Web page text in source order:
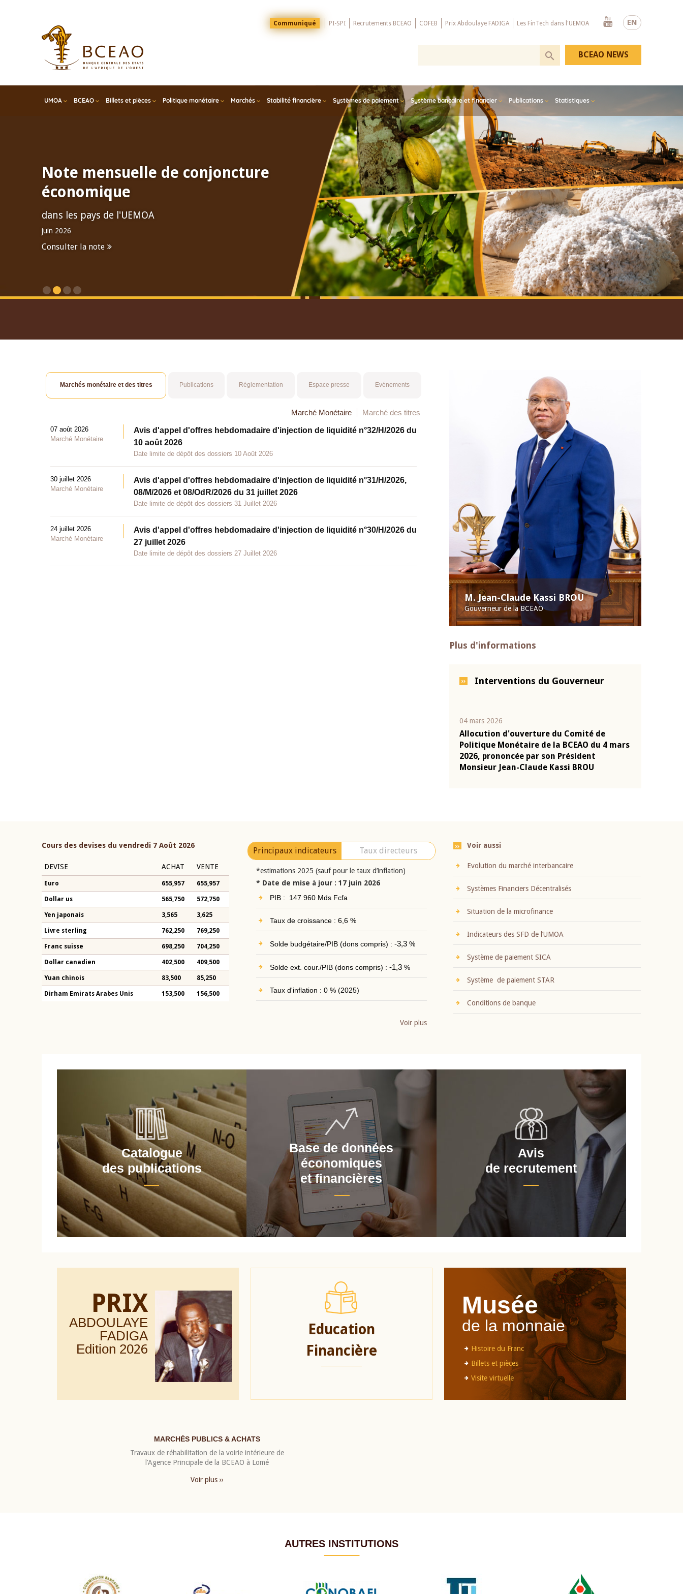
EN
Menu
Top
Communiqué PI-SPI Recrutements BCEAO COFEB Prix Abdoulaye FADIGA Les FinTech dans l'UEMOA
Youtube
UMOA BCEAO Billets et pièces Politique monétaire Marchés Stabilité financière Systèmes de paiement Système bancaire et financier Publications Statistiques
BCEAO NEWS
Note mensuelle de conjoncture
économique
dans les pays de l'UEMOA
juin 2026
Consulter la note
M. Jean-Claude Kassi BROU
Gouverneur de la BCEAO
Plus d'informations
Interventions du Gouverneur
04 mars 2026
Allocution d'ouverture du Comité de
Politique Monétaire de la BCEAO du 4 mars
2026, prononcée par son Président
Monsieur Jean-Claude Kassi BROU
Marchés monétaire et des titres Publications Réglementation Espace presse Evénements
Marché Monétaire Marché des titres
07 août 2026
Marché Monétaire
Avis d'appel d'offres hebdomadaire d'injection de liquidité n°32/H/2026 du
10 août 2026
Date limite de dépôt des dossiers 10 Août 2026
30 juillet 2026
Marché Monétaire
Avis d'appel d'offres hebdomadaire d'injection de liquidité n°31/H/2026,
08/M/2026 et 08/OdR/2026 du 31 juillet 2026
Date limite de dépôt des dossiers 31 Juillet 2026
24 juillet 2026
Marché Monétaire
Avis d'appel d'offres hebdomadaire d'injection de liquidité n°30/H/2026 du
27 juillet 2026
Date limite de dépôt des dossiers 27 Juillet 2026
Cours des devises du vendredi 7 Août 2026
DEVISE ACHAT VENTE
Euro 655,957 655,957
Dollar us 565,750 572,750
Yen japonais 3,565 3,625
Livre sterling 762,250 769,250
Franc suisse 698,250 704,250
Dollar canadien 402,500 409,500
Yuan chinois 83,500 85,250
Dirham Emirats Arabes Unis 153,500 156,500
Principaux indicateurs Taux directeurs
*estimations 2025 (sauf pour le taux d’inflation)
* Date de mise à jour : 17 juin 2026
PIB : 147 960 Mds Fcfa
Taux de croissance : 6,6 %
Solde budgétaire/PIB (dons compris) : -3,3%
Solde ext. cour./PIB (dons compris) : -1,3%
Taux d'inflation : 0 % (2025)
Voir plus
Voir aussi
Evolution du marché interbancaire
Systèmes Financiers Décentralisés
Situation de la microfinance
Indicateurs des SFD de l’UMOA
Système de paiement SICA
Système de paiement STAR
Conditions de banque
Catalogue
des publications
Base de données
économiques
et financières
Avis
de recrutement
PRIX
ABDOULAYE
FADIGA
Edition 2026
Education
Financière
Musée
de la monnaie
Histoire du Franc
Billets et pièces
Visite virtuelle
MARCHÉS PUBLICS & ACHATS
Travaux de réhabilitation de la voirie intérieure de
l’Agence Principale de la BCEAO à Lomé
Voir plus ››
AUTRES INSTITUTIONS